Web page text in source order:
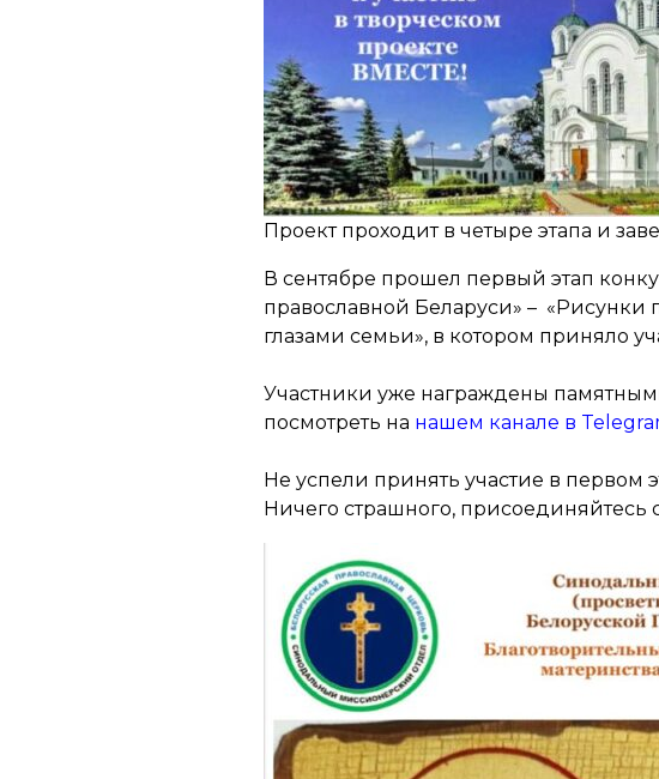
Проект проходит в четыре этапа и
В сентябре прошел первый этап
православной Беларуси» –
глазами семьи», в котором приняло
Участники уже награждены
посмотреть на нашем канале в
Не успели принять участие в первом
Ничего страшного, присоединяйтесь